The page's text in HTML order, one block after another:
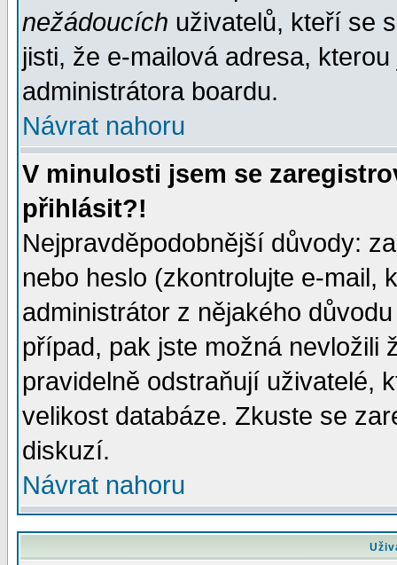
nežádoucích uživatelů, kteří se
jisti, že e-mailová adresa,
administrátora boardu.
Návrat nahoru
V minulosti jsem se
přihlásit?!
Nejpravděpodobnější důvody:
nebo heslo (zkontrolujte e-mail,
administrátor z nějakého
případ, pak jste možná nevložili
pravidelně odstraňují uživatelé,
velikost databáze. Zkuste se
diskuzí.
Návrat nahoru